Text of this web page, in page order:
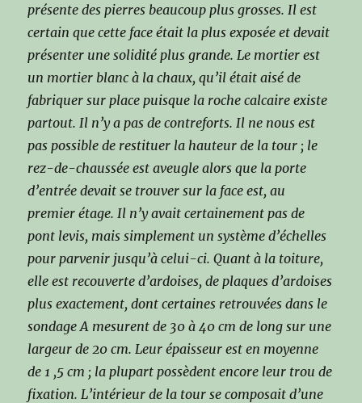
présente des pierres beaucoup plus grosses. Il est
certain que cette face était la plus exposée et devait
présenter une solidité plus grande. Le mortier est
un mortier blanc à la chaux, qu’il était aisé de
fabriquer sur place puisque la roche calcaire existe
partout. Il n’y a pas de contreforts. Il ne nous est
pas possible de restituer la hauteur de la tour ; le
rez-de-chaussée est aveugle alors que la porte
d’entrée devait se trouver sur la face est, au
premier étage. Il n’y avait certainement pas de
pont levis, mais simplement un système d’échelles
pour parvenir jusqu’à celui-ci. Quant à la toiture,
elle est recouverte d’ardoises, de plaques d’ardoises
plus exactement, dont certaines retrouvées dans le
sondage A mesurent de 30 à 40 cm de long sur une
largeur de 20 cm. Leur épaisseur est en moyenne
de 1 ,5 cm ; la plupart possèdent encore leur trou de
fixation. L’intérieur de la tour se composait d’une